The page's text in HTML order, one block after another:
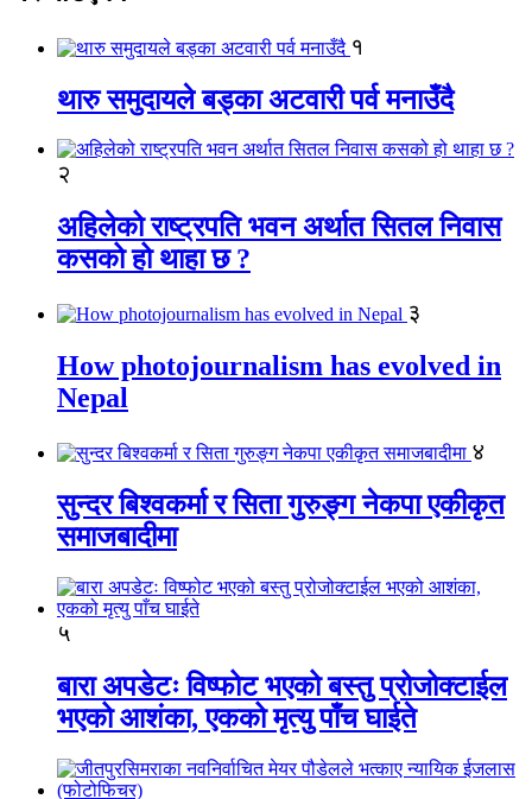
१
थारु समुदायले बड्का अटवारी पर्व मनाउँदै
२
अहिलेको राष्ट्रपति भवन अर्थात सितल निवास
कसको हो थाहा छ ?
३
How photojournalism has evolved in
Nepal
४
सुन्दर बिश्वकर्मा र सिता गुरुङ्ग नेकपा एकीकृत
समाजबादीमा
५
बारा अपडेटः विष्फोट भएको बस्तु प्रोजोक्टाईल
भएको आशंका, एकको मृत्यु पाँच घाईते